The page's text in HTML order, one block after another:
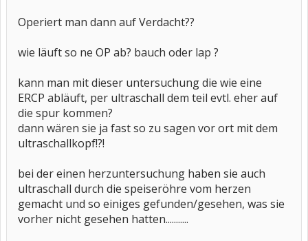
Operiert man dann auf Verdacht??
wie läuft so ne OP ab? bauch oder lap ?
kann man mit dieser untersuchung die wie eine
ERCP abläuft, per ultraschall dem teil evtl. eher auf
die spur kommen?
dann wären sie ja fast so zu sagen vor ort mit dem
ultraschallkopf!?!
bei der einen herzuntersuchung haben sie auch
ultraschall durch die speiseröhre vom herzen
gemacht und so einiges gefunden/gesehen, was sie
vorher nicht gesehen hatten...........